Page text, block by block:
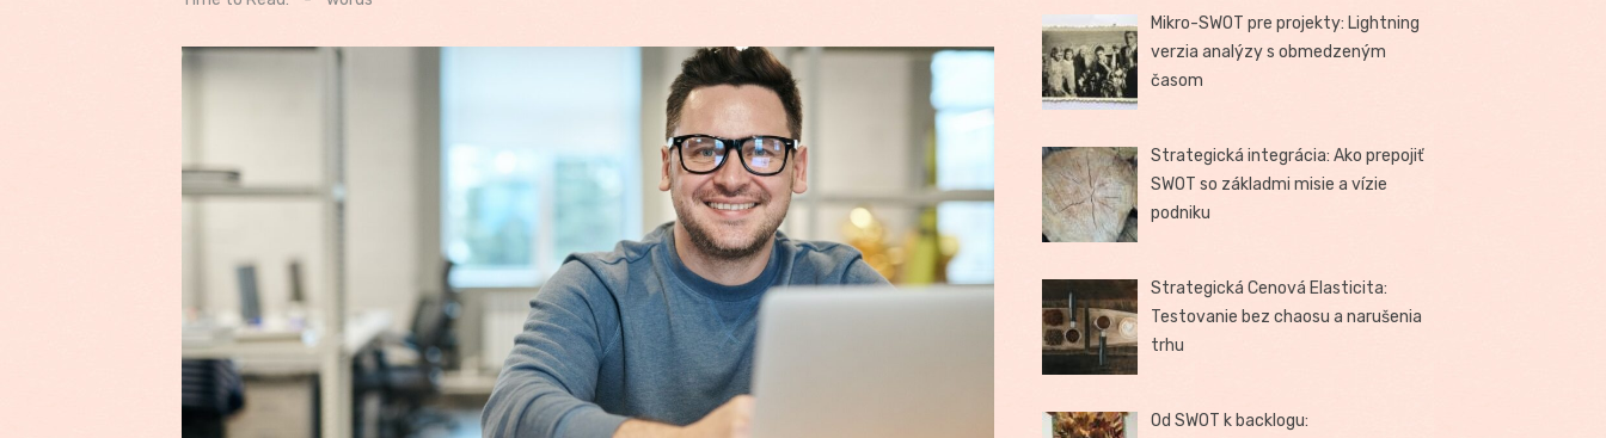
Mikro-SWOT pre projekty: Lightning
verzia analýzy s obmedzeným
časom
Strategická integrácia: Ako prepojiť
SWOT so základmi misie a vízie
podniku
Strategická Cenová Elasticita:
Testovanie bez chaosu a narušenia
trhu
Od SWOT k backlogu: